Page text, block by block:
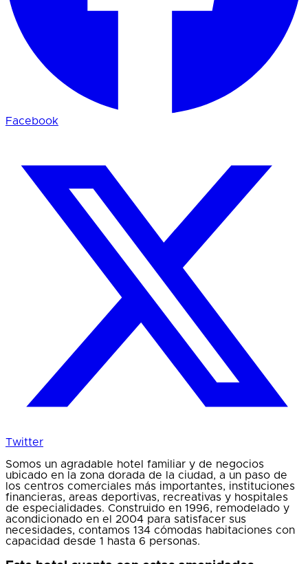
Facebook
Twitter
Somos un agradable hotel familiar y de negocios
ubicado en la zona dorada de la ciudad, a un paso de
los centros comerciales más importantes, instituciones
financieras, areas deportivas, recreativas y hospitales
de especialidades. Construido en 1996, remodelado y
acondicionado en el 2004 para satisfacer sus
necesidades, contamos 134 cómodas habitaciones con
capacidad desde 1 hasta 6 personas.